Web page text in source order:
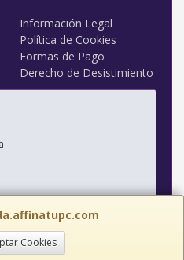
Cookies
Información Legal
Política de Cookies
Formas de Pago
Derecho de Desistimiento